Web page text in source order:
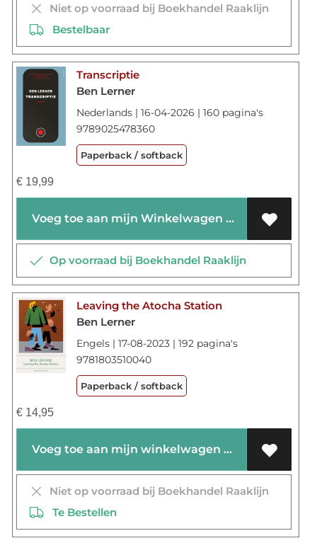
Niet op voorraad bij Boekhandel Raaklijn
Bestelbaar
Transcriptie
Ben Lerner
Nederlands | 16-04-2026 | 160 pagina's
9789025478360
Paperback / softback
€19,99
Voeg toe aan mijn Winkelwagen
Op voorraad bij Boekhandel Raaklijn
Leaving the Atocha Station
Ben Lerner
Engels | 17-08-2023 | 192 pagina's
9781803510040
Paperback / softback
€14,95
Voeg toe aan mijn winkelwagen
Niet op voorraad bij Boekhandel Raaklijn
Te Bestellen